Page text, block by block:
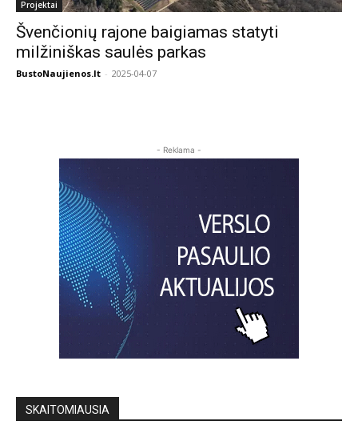
Projektai
Švenčionių rajone baigiamas statyti
milžiniškas saulės parkas
BustoNaujienos.lt - 2025-04-07
- Reklama -
SKAITOMIAUSIA